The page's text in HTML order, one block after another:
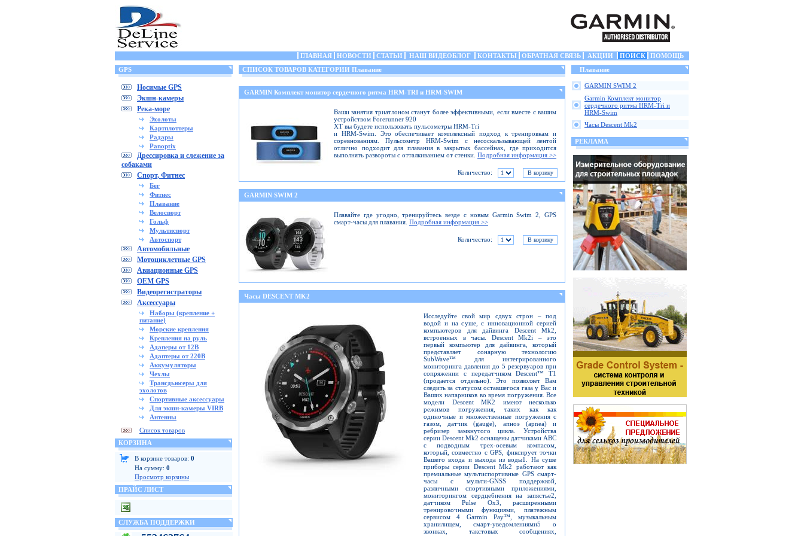
ГЛАВНАЯ НОВОСТИ СТАТЬИ НАШ ВИДЕОБЛОГ КОНТАКТЫ ОБРАТНАЯ СВЯЗЬ АКЦИИ ПОИСК
ПОМОЩЬ
GPS
Носимые GPS
Экшн-камеры
Река-море
Эхолоты
Картплоттеры
Радары
Panoptix
Дрессировка и слежение за
собаками
Спорт, Фитнес
Бег
Фитнес
Плавание
Велоспорт
Гольф
Мультиспорт
Автоспорт
Автомобильные
Мотоциклетные GPS
Авиационные GPS
OEM GPS
Видеорегистраторы
Аксессуары
Наборы (крепление +
питание)
Морские крепления
Крепления на руль
Адаперы от 12В
Адаптеры от 220В
Аккумуляторы
Чехлы
Трансдьюсеры для
эхолотов
Спортивные аксессуары
Для экшн-камеры VIRB
Антенны
Список товаров
КОРЗИНА
В корзине товаров: 0
На сумму: 0
Просмотр корзины
ПРАЙС ЛИСТ
СЛУЖБА ПОДДЕРЖКИ
СПИСОК ТОВАРОВ КАТЕГОРИИ Плавание
GARMIN Комплект монитор сердечного ритма HRM-TRI и HRM-SWIM
Ваши занятия триатлоном станут более эффективными, если вместе с вашим
устройством Forerunner 920
XT вы будете использовать пульсометры HRM-Tri
и HRM-Swim. Это обеспечивает комплексный подход к тренировкам и
соревнованиям. Пульсометр HRM-Swim с несоскальзывающей лентой
отлично подходит для плавания в закрытых бассейнах, где приходится
выполнять развороты с отталкиванием от стенки. Подробная информация >>
Количество:
GARMIN SWIM 2
Плавайте где угодно, тренируйтесь везде с новым Garmin Swim 2, GPS
смарт-часы для плавания. Подробная информация >>
Количество:
Часы DESCENT MK2
Исследуйте свой мир сдвух строн – под
водой и на суше, с инновационной серией
компьютеров для дайвинга Descent Mk2,
встроенных в часы. Descent Mk2i – это
первый компьютер для дайвинга, который
представляет сонарную технологию
SubWave™ для интегрированного
мониторинга давления до 5 резервуаров при
сопряжении с передатчиком Descent™ T1
(продается отдельно). Это позволяет Вам
следить за статусом оставшегося газа у Вас и
Ваших напарников во время погружения. Все
модели Descent MK2 имеют несколько
режимов погружения, таких как как
одиночные и множественные погружения c
газом, датчик (gauge), апноэ (apnea) и
ребризер замкнутого цикла. Устройства
серии Descent Mk2 оснащены датчиками ABC
с подводным трех-осевым компасом,
который, совместно с GPS, фиксирует точки
Вашего входа и выхода из воды1. На суше
приборы серии Descent Mk2 работают как
премиальные мультиспортивные GPS смарт-
часы с мульти-GNSS поддержкой,
различными спортивными приложениями,
мониторингом сердцебиения на запястье2,
датчиком Pulse Ox3, расширенными
тренировочными функциями, платежным
сервисом 4 Garmin Pay™, музыкальным
хранилищем, смарт-уведомлениями5 о
звонках, такстовых сообщениях,
Плавание
GARMIN SWIM 2
Garmin Комплект монитор
сердечного ритма HRM-Tri и
HRM-Swim
Часы Descent Mk2
РЕКЛАМА